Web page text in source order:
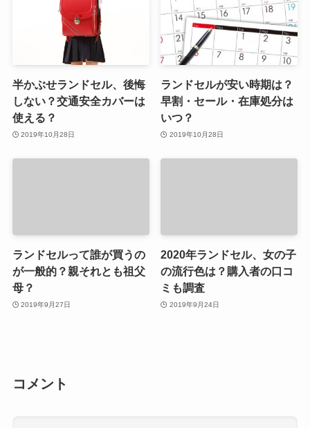
半かぶせランドセル、後悔
しない？交通安全カバーは
使える？
2019年10月28日
ランドセルが安い時期は？
早割・セール・在庫処分は
いつ？
2019年10月28日
ランドセルって誰が買うの
が一般的？親それとも祖父
母？
2019年9月27日
2020年ランドセル、女の子
の流行色は？購入者の口コ
ミも調査
2019年9月24日
コメント